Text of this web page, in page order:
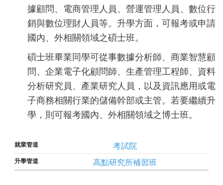
據顧問、電商管理人員、營運管理人員、數位行
銷與數位理財人員等。升學方面，可報考或申請
國內、外相關領域之碩士班。
碩士班畢業同學可從事數據分析師、商業智慧顧
問、企業電子化顧問師、生產管理工程師、資料
分析研究員、產業研究人員，以及資訊應用或電
子商務相關行業的儲備幹部或主管。若要繼續升
學，則可報考國內、外相關領域之博士班。
考試院
高點研究所補習班